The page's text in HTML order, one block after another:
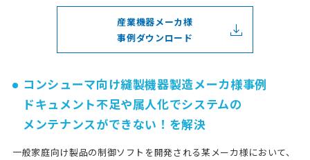
産業機器メーカ様
事例ダウンロード
コンシューマ向け縫製機器製造メーカ様事例
ドキュメント不足や属人化でシステムの
メンテナンスができない！を解決
一般家庭向け製品の制御ソフトを開発される某メーカ様において、